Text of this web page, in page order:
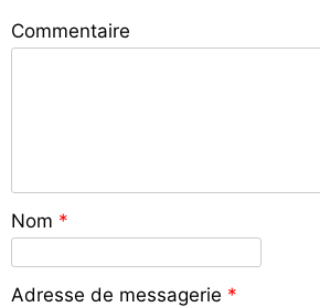
Commentaire
Nom *
Adresse de messagerie *